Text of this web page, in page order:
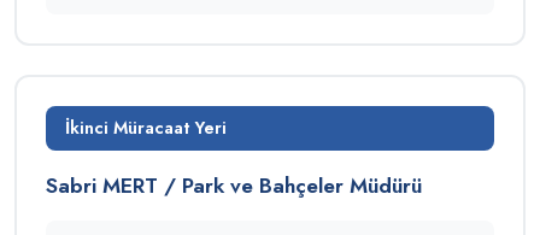
İkinci Müracaat Yeri
Sabri MERT / Park ve Bahçeler Müdürü